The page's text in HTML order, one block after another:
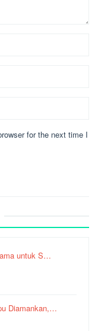
for the next time I
untuk S…
Diamankan,…